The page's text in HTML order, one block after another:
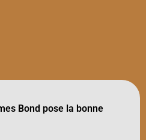
Bond pose la bonne